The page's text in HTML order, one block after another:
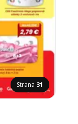
Strana 31